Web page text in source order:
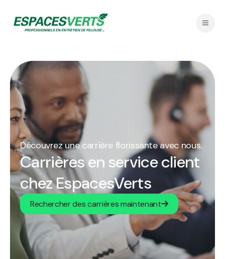
Découvrez une carrière florissante avec nous.
Carrières en service client
chez EspacesVerts
Rechercher des carrières maintenant